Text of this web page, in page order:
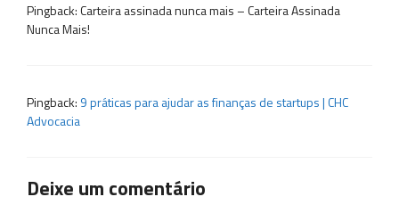
Pingback: Carteira assinada nunca mais – Carteira Assinada
Nunca Mais!
Pingback: 9 práticas para ajudar as finanças de startups | CHC
Advocacia
Deixe um comentário